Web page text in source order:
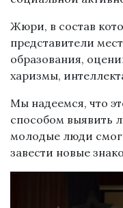
Жюри, в состав
представители
образования,
харизмы,
Мы надеемся, что
способом выявить
молодые люди
завести новые